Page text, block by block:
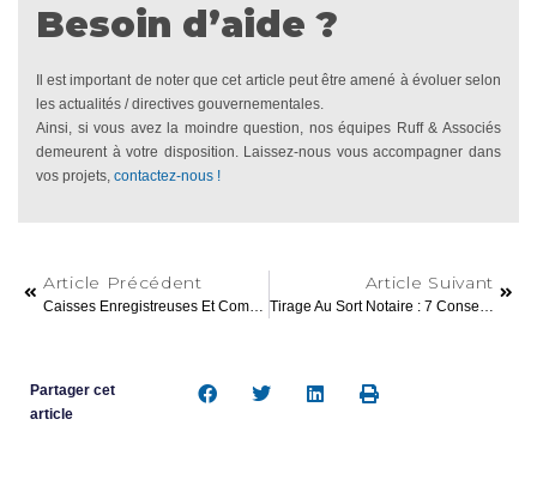
Besoin d’aide ?
Il est important de noter que cet article peut être amené à évoluer selon
les actualités / directives gouvernementales.
Ainsi, si vous avez la moindre question, nos équipes Ruff & Associés
demeurent à votre disposition. Laissez-nous vous accompagner dans
vos projets, contactez-nous !
Article Précédent
Caisses Enregistreuses Et Comptabilité Informatisée
Article Suivant
Tirage Au Sort Notaire : 7 Conseils Pour Votre Installation
Partager cet
article